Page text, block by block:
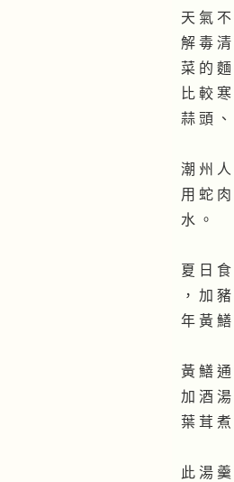
天 氣
解 毒
菜 的
比 較
蒜 頭 、
潮 州 人
用 蛇
水 。
夏 日
， 加
年 黃 鱔
黃 鱔
加 酒
葉 茸 煮
此 湯